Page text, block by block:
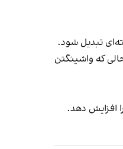
تبدیل شود.
که واشینگتن
افزایش دهد.